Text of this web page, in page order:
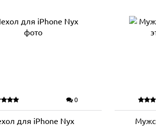
0
для iPhone Nyx